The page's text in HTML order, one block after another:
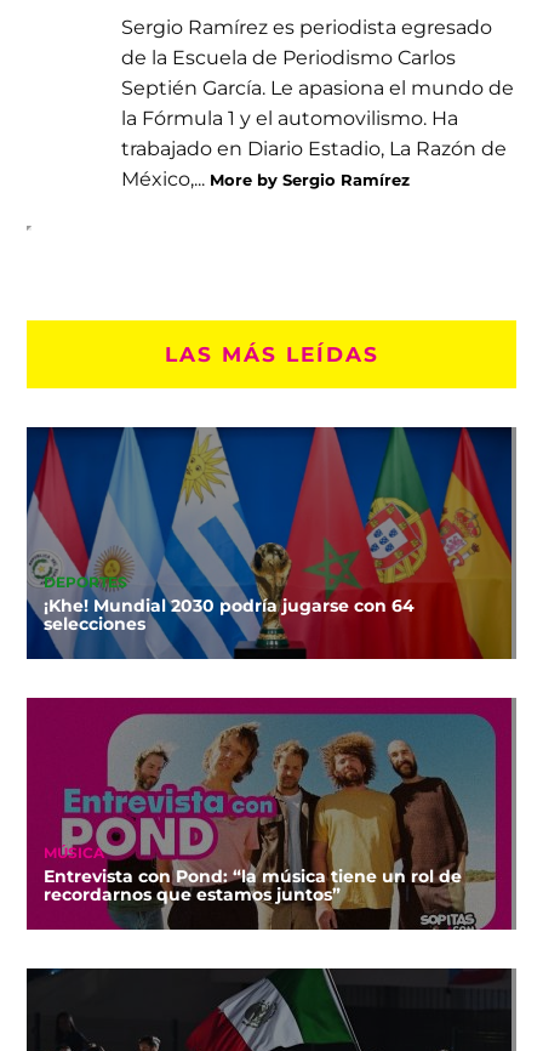
Sergio Ramírez es periodista egresado
de la Escuela de Periodismo Carlos
Septién García. Le apasiona el mundo de
la Fórmula 1 y el automovilismo. Ha
trabajado en Diario Estadio, La Razón de
México,... More by Sergio Ramírez
LAS MÁS LEÍDAS
DEPORTES
¡Khe! Mundial 2030 podría jugarse con 64
selecciones
MÚSICA
Entrevista con Pond: “la música tiene un rol de
recordarnos que estamos juntos”